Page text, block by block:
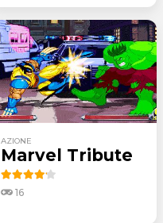
AZIONE
Marvel Tribute
16